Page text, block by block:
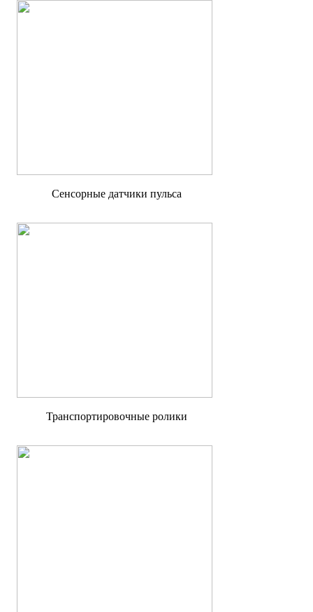
Сенсорные датчики пульса
Транспортировочные ролики